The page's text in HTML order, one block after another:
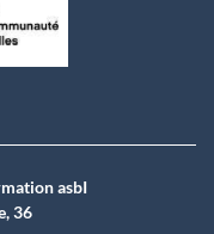
asbI
36